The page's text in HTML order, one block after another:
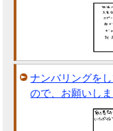
ナンバリングを
ので、お願いし